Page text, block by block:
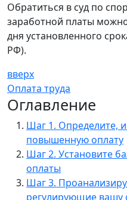
Обратиться в суд по
заработной платы
дня установленного
РФ).
вверх
Оплата труда
Оглавление
Шаг 1. Определите,
повышенную оплату
Шаг 2. Установите
оплаты
Шаг 3.
регулирующие вашу